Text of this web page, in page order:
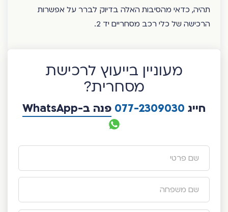
תהיה, כדאי מהסיבות האלה בדיוק לברר על אפשרות
הרכישה של כלי רכב מסחריים יד 2.
מעוניין בייעוץ לרכישת
מסחרית?
חייג 077-2309030 פנה ב-WhatsApp